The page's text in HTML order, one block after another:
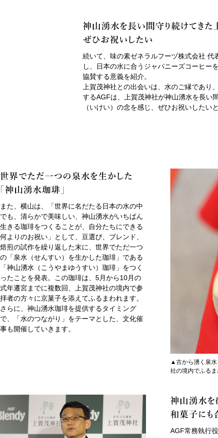
続いて、味の素ゼネラルフーヅ株式会社 代
し、日本の水に合うジャパニーズコーヒー
協賛する意義を紹介。
上賀茂神社との出会いは、水のご縁であり
するAGFは、上賀茂神社が神山湧水を長い
（いけい）の念を感じ、ぜひお祝いしたい
▲古から湧く泉水
社の境内でふる
また、横山は、「世界に名だたる日本の水の中
でも、清らかで美味しい、神山湧水がいちばん
生きる珈琲をつくることが、自分たちにできる
何よりのお祝い」として、豆選び、ブレンド、
焙煎の試作を繰り返した末に、世界でただ一つ
の「泉水（せんすい）を生かした珈琲」である
「神山湧水（こうやまゆうすい）珈琲」をつく
ったことを発表。この珈琲は、5月から10月の
式年遷宮までに複数回、上賀茂神社の境内で参
拝者の方々に京菓子を添えてふるまわれます。
さらに、神山湧水珈琲を提供するタイミング
で、「水のつながり」をテーマとした、文化催
事も開催していきます。
AGF常務執行